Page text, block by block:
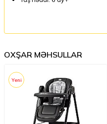
OXŞAR MƏHSULLAR
Yeni